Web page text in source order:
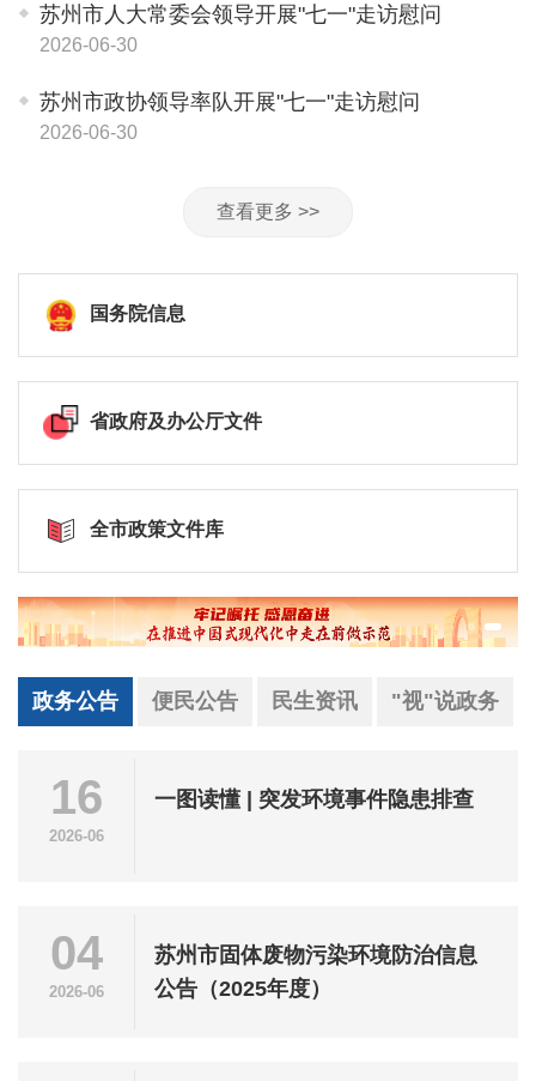
苏州市人大常委会领导开展"七一"走访慰问
2026-06-30
苏州市政协领导率队开展"七一"走访慰问
2026-06-30
查看更多 >>
国务院信息
省政府及办公厅文件
全市政策文件库
政务公告 便民公告 民生资讯 "视"说政务
16
2026-06
一图读懂 | 突发环境事件隐患排查
04
2026-06
苏州市固体废物污染环境防治信息
公告（2025年度）